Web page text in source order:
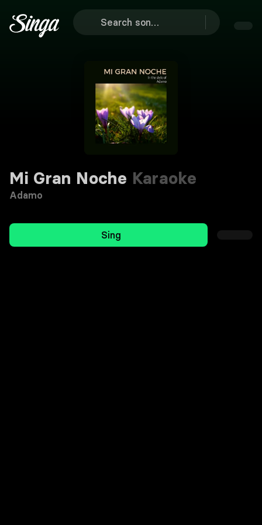
Mi Gran Noche Karaoke
Adamo
Sing